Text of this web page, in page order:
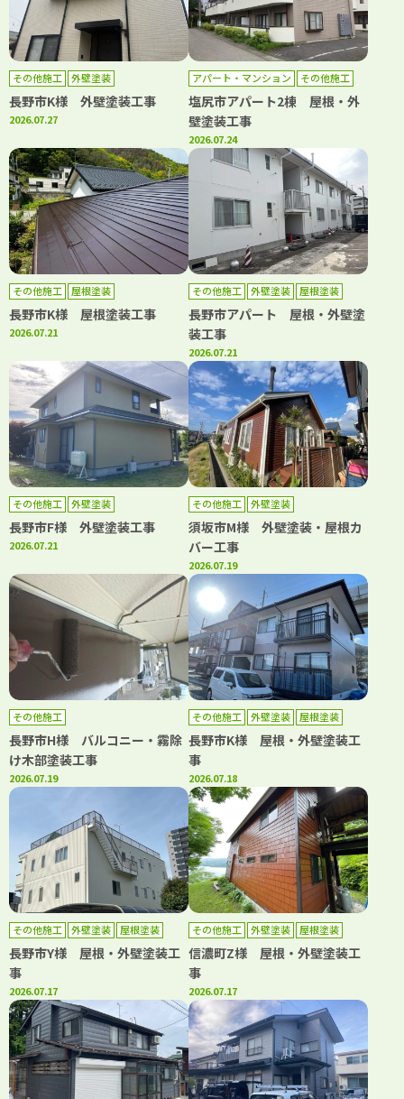
その他施工 外壁塗装
長野市K様 外壁塗装工事
2026.07.27
アパート・マンション
その他施工
外壁塗装
屋根塗装
塩尻市アパート2棟 屋根・外
壁塗装工事
2026.07.24
その他施工 屋根塗装
長野市K様 屋根塗装工事
2026.07.21
その他施工 外壁塗装 屋根塗装
長野市アパート 屋根・外壁塗
装工事
2026.07.21
その他施工 外壁塗装
長野市F様 外壁塗装工事
2026.07.21
その他施工 外壁塗装
須坂市M様 外壁塗装・屋根カ
バー工事
2026.07.19
その他施工
長野市H様 バルコニー・霧除
け木部塗装工事
2026.07.19
その他施工 外壁塗装 屋根塗装
長野市K様 屋根・外壁塗装工
事
2026.07.18
その他施工 外壁塗装 屋根塗装
長野市Y様 屋根・外壁塗装工
事
2026.07.17
その他施工 外壁塗装 屋根塗装
信濃町Z様 屋根・外壁塗装工
事
2026.07.17